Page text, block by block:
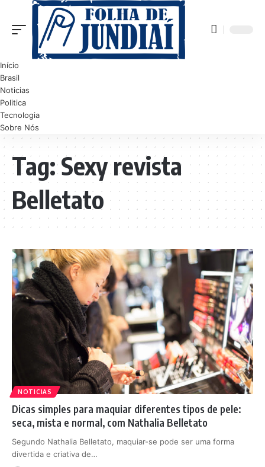
Início
Brasil
Noticias
Politica
Tecnologia
Sobre Nós
Tag:Sexy revista
Belletato
NOTICIAS
Dicas simples para maquiar diferentes tipos de pele:
seca, mista e normal, com Nathalia Belletato
Segundo Nathalia Belletato, maquiar-se pode ser uma forma
divertida e criativa de…